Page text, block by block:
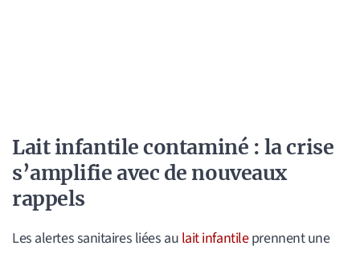
Lait infantile contaminé : la crise
s’amplifie avec de nouveaux
rappels
Les alertes sanitaires liées au lait infantileprennent une